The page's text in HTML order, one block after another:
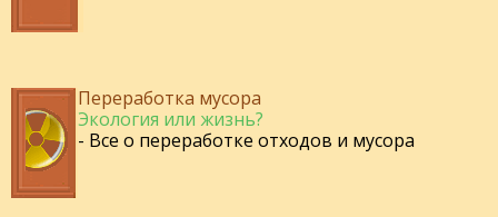
Переработка мусора
Экология или жизнь?
- Все о переработке отходов и мусора